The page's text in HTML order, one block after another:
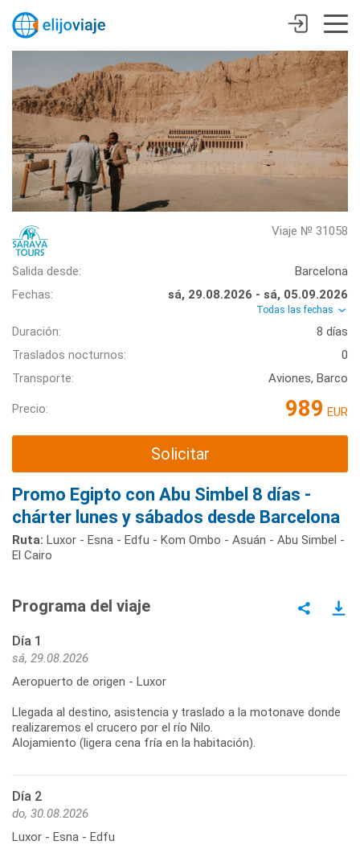
Viaje № 31058
Salida desde:
Barcelona
Fechas:
sá, 29.08.2026 - sá, 05.09.2026
Todas las fechas
Duración:
8 días
Traslados nocturnos:
0
Transporte:
Aviones, Barco
Precio: 989 EUR
Solicitar
Promo Egipto con Abu Simbel 8 días -
chárter lunes y sábados desde Barcelona
Ruta: Luxor - Esna - Edfu - Kom Ombo - Asuán - Abu Simbel -
El Cairo
Programa del viaje
Día 1
sá, 29.08.2026
Aeropuerto de origen - Luxor
Llegada al destino, asistencia y traslado a la motonave donde
realizaremos el crucero por el río Nilo.
Alojamiento (ligera cena fría en la habitación).
Día 2
do, 30.08.2026
Luxor - Esna - Edfu